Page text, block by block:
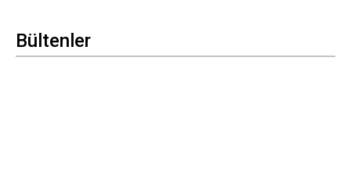
Bültenler